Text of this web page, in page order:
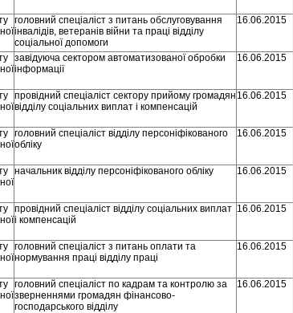
головний спеціаліст з питань обслуговування
інвалідів, ветеранів війни та праці відділу
соціальної допомоги
16.06.2015
завідуюча сектором автоматизованої обробки
інформації
16.06.2015
провідний спеціаліст сектору прийому громадян
відділу соціальних виплат і компенсацій
16.06.2015
головний спеціаліст відділу персоніфікованого
обліку
16.06.2015
начальник відділу персоніфікованого обліку 16.06.2015
провідний спеціаліст відділу соціальних виплат
і компенсацій
16.06.2015
головний спеціаліст з питань оплати та
нормування праці відділу праці
16.06.2015
головний спеціаліст по кадрам та контролю за
зверненнями громадян фінансово-
господарського відділу
16.06.2015